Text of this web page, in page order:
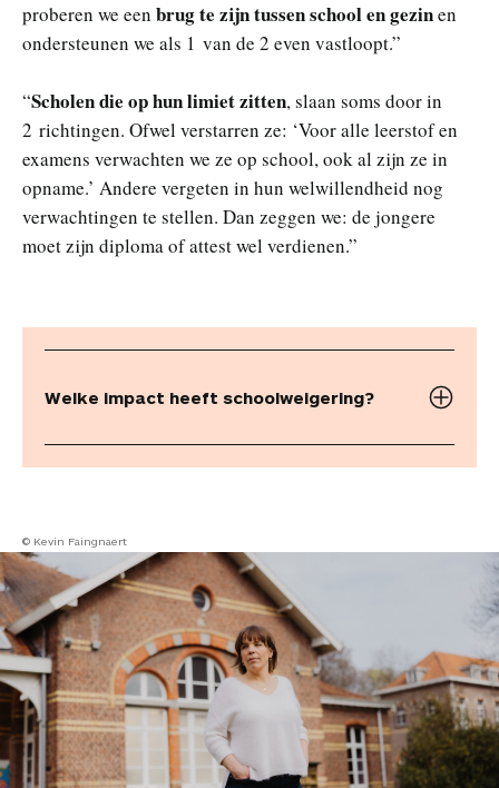
proberen we een brug te zijn tussen school en gezinen
ondersteunen we als 1 van de 2 even vastloopt.”
“Scholen die op hun limiet zitten, slaan soms door in
2 richtingen. Ofwel verstarren ze: ‘Voor alle leerstof en
examens verwachten we ze op school, ook al zijn ze in
opname.’ Andere vergeten in hun welwillendheid nog
verwachtingen te stellen. Dan zeggen we: de jongere
moet zijn diploma of attest wel verdienen.”
Welke impact heeft schoolweigering?
© Kevin Faingnaert